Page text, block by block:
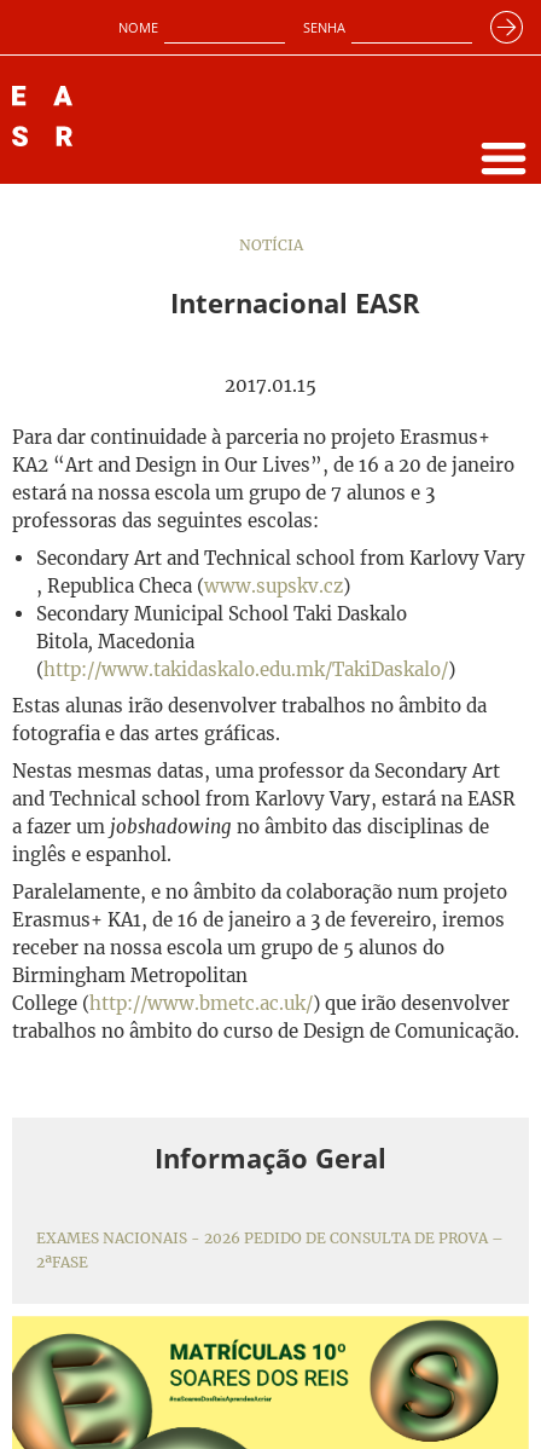
NOME SENHA
NOTÍCIA
Internacional EASR
2017.01.15
Para dar continuidade à parceria no projeto Erasmus+
KA2 “Art and Design in Our Lives”​, de ​16 a 20 de janeiro
estará na nossa escola um grupo de ​7 alunos ​e 3
professoras das seguintes escolas:
Secondary Art and Technical school ​from Karlovy Vary​
, Republica Checa​ (www.supskv.cz)
Secondary Municipal School Taki Daskalo
Bitola, Macedonia
(http://www.takidaskalo.edu.mk/TakiDaskalo/)
Estas alunas irão desenvolver trabalhos no âmbito da
fotografia e das artes gráficas.
Nestas mesmas datas, uma professor da Secondary Art
and Technical school ​from Karlovy Vary, estará na EASR
a fazer um jobshadowing no âmbito das disciplinas de
inglês e espanhol.
​Paralelamente, e no âmbito da colaboração num projeto
Erasmus+ KA1, de ​16 de janeiro a 3 de ​fevereiro, iremos
receber na nossa escola um grupo de ​5 alunos do
Birmingham Metropolitan
College (http://www.bmetc.ac.uk/) que irão desenvolver
trabalhos no âmbito do curso de Design de Comunicação.
Informação Geral
EXAMES NACIONAIS - 2026 PEDIDO DE CONSULTA DE PROVA –
2ªFASE